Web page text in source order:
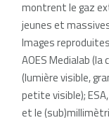
montrent le gaz
jeunes et
Images
AOES Medialab
(lumière visible,
petite visible);
et le